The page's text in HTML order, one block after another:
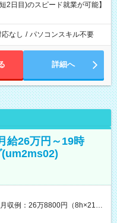
2日目)のスピード就業が可能】
なし / パソコンスキル不要
詳細へ
給26万円～19時
収例：26万8800円（8h×21